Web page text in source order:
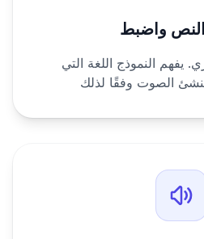
واضبط
يفهم النموذج اللغة التي